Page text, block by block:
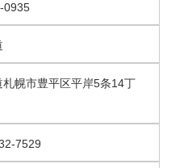
0935
札幌市豊平区平岸5条14丁
7529